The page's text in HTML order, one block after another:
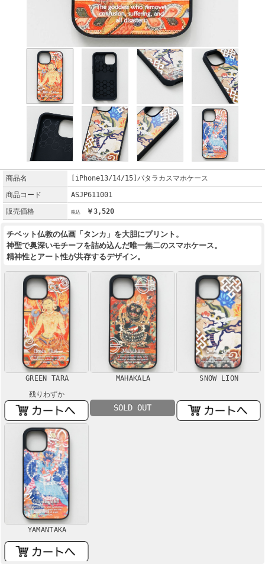
商品名
[iPhone13/14/15]パタラカスマホケース
商品コード
ASJP611001
販売価格
￥3,520
チベット仏教の仏画「タンカ」を大胆にプリント。
神聖で奥深いモチーフを詰め込んだ唯一無二のスマホケース。
精神性とアート性が共存するデザイン。
GREEN TARA
残りわずか
MAHAKALA
SOLD OUT
SNOW LION
YAMANTAKA